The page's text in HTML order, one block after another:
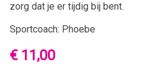
zorg dat je er tijdig bij bent.
Sportcoach: Phoebe
€ 11,00